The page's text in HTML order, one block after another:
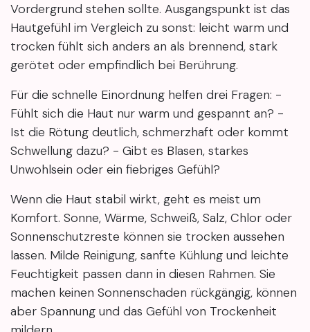
Vordergrund stehen sollte. Ausgangspunkt ist das
Hautgefühl im Vergleich zu sonst: leicht warm und
trocken fühlt sich anders an als brennend, stark
gerötet oder empfindlich bei Berührung.
Für die schnelle Einordnung helfen drei Fragen: -
Fühlt sich die Haut nur warm und gespannt an? -
Ist die Rötung deutlich, schmerzhaft oder kommt
Schwellung dazu? - Gibt es Blasen, starkes
Unwohlsein oder ein fiebriges Gefühl?
Wenn die Haut stabil wirkt, geht es meist um
Komfort. Sonne, Wärme, Schweiß, Salz, Chlor oder
Sonnenschutzreste können sie trocken aussehen
lassen. Milde Reinigung, sanfte Kühlung und leichte
Feuchtigkeit passen dann in diesen Rahmen. Sie
machen keinen Sonnenschaden rückgängig, können
aber Spannung und das Gefühl von Trockenheit